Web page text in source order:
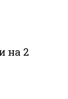
на 2